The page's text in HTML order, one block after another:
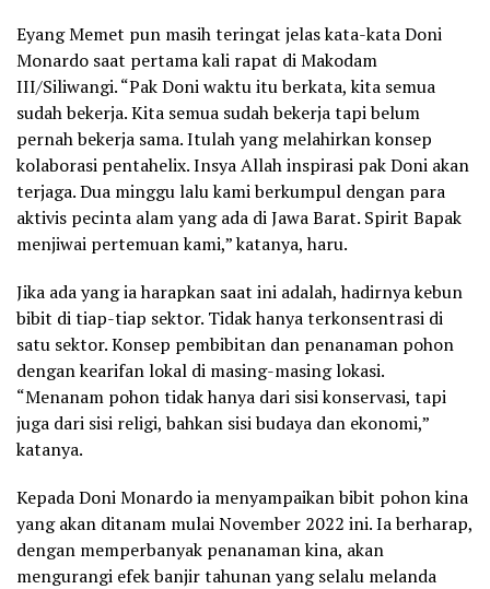
Eyang Memet pun masih teringat jelas kata-kata Doni
Monardo saat pertama kali rapat di Makodam
III/Siliwangi. “Pak Doni waktu itu berkata, kita semua
sudah bekerja. Kita semua sudah bekerja tapi belum
pernah bekerja sama. Itulah yang melahirkan konsep
kolaborasi pentahelix. Insya Allah inspirasi pak Doni akan
terjaga. Dua minggu lalu kami berkumpul dengan para
aktivis pecinta alam yang ada di Jawa Barat. Spirit Bapak
menjiwai pertemuan kami,” katanya, haru.
Jika ada yang ia harapkan saat ini adalah, hadirnya kebun
bibit di tiap-tiap sektor. Tidak hanya terkonsentrasi di
satu sektor. Konsep pembibitan dan penanaman pohon
dengan kearifan lokal di masing-masing lokasi.
“Menanam pohon tidak hanya dari sisi konservasi, tapi
juga dari sisi religi, bahkan sisi budaya dan ekonomi,”
katanya.
Kepada Doni Monardo ia menyampaikan bibit pohon kina
yang akan ditanam mulai November 2022 ini. Ia berharap,
dengan memperbanyak penanaman kina, akan
mengurangi efek banjir tahunan yang selalu melanda